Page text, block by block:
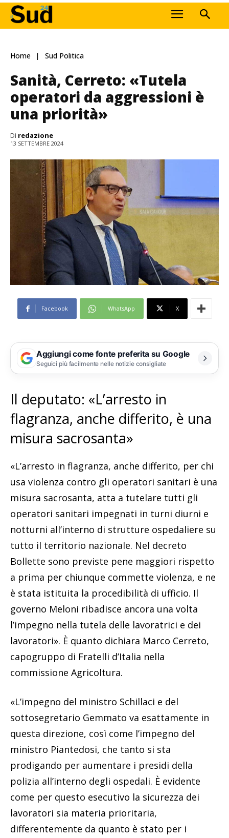
Home Sud Politica
Sanità, Cerreto: «Tutela
operatori da aggressioni è
una priorità»
Di redazione
13 SETTEMBRE 2024
Facebook WhatsApp X
Aggiungi come fonte preferita su Google
Seguici più facilmente nelle notizie consigliate
Il deputato: «L’arresto in
flagranza, anche differito, è una
misura sacrosanta»
«L’arresto in flagranza, anche differito, per chi
usa violenza contro gli operatori sanitari è una
misura sacrosanta, atta a tutelare tutti gli
operatori sanitari impegnati in turni diurni e
notturni all’interno di strutture ospedaliere su
tutto il territorio nazionale. Nel decreto
Bollette sono previste pene maggiori rispetto
a prima per chiunque commette violenza, e ne
è stata istituita la procedibilità di ufficio. Il
governo Meloni ribadisce ancora una volta
l’impegno nella tutela delle lavoratrici e dei
lavoratori». È quanto dichiara Marco Cerreto,
capogruppo di Fratelli d’Italia nella
commissione Agricoltura.
«L’impegno del ministro Schillaci e del
sottosegretario Gemmato va esattamente in
questa direzione, così come l’impegno del
ministro Piantedosi, che tanto si sta
prodigando per aumentare i presidi della
polizia all’interno degli ospedali. È evidente
come per questo esecutivo la sicurezza dei
lavoratori sia materia prioritaria,
differentemente da quanto è stato per i